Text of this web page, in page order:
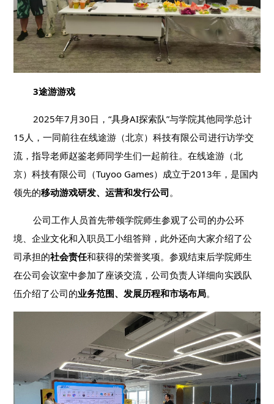
3途游游戏
2025年7月30日，“具身AI探索队”与学院其他同学总计
15人，一同前往在线途游（北京）科技有限公司进行访学交
流，指导老师赵鉴老师同学生们一起前往。在线途游（北
京）科技有限公司（Tuyoo Games）成立于2013年，是国内
领先的移动游戏研发、运营和发行公司 。
公司工作人员首先带领学院师生参观了公司的办公环
境、企业文化和入职员工小组答辩，此外还向大家介绍了公
司承担的社会责任和获得的荣誉奖项。参观结束后学院师生
在公司会议室中参加了座谈交流，公司负责人详细向实践队
伍介绍了公司的业务范围、发展历程和市场布局。